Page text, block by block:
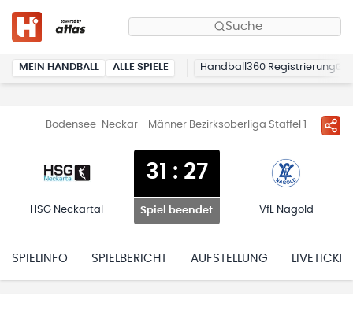
Suche
MEIN HANDBALL ALLE SPIELE Handball360 Registrierung
Bodensee-Neckar - Männer Bezirksoberliga Staffel 1
HSG Neckartal
31 : 27
Spiel beendet VfL Nagold
SPIELINFO SPIELBERICHT AUFSTELLUNG LIVETICKER